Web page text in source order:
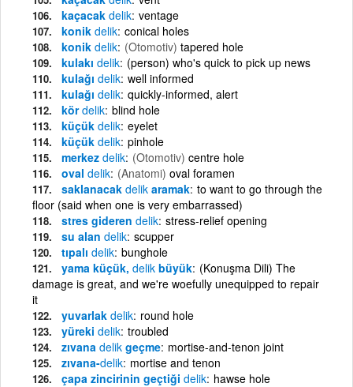
kaçacak delik ventage
konik delik conical holes
konik delik (Otomotiv) tapered hole
kulakı delik (person) who's quick to pick up news
kulağı delik well informed
kulağı delik quickly-informed, alert
kördelik blind hole
küçük delik eyelet
küçük delik pinhole
merkez delik (Otomotiv) centre hole
oval delik (Anatomi) oval foramen
saklanacak delik aramak to want to go through the
floor (said when one is very embarrassed)
stres gideren delik stress-relief opening
su alan delik scupper
tıpalı delik bunghole
yama küçük, delik büyük (Konuşma Dili) The
damage is great, and we're woefully unequipped to repair
it
yuvarlak delik round hole
yüreki delik troubled
zıvana delik geçme mortise-and-tenon joint
zıvana-delik mortise and tenon
çapa zincirinin geçtiği delik hawse hole